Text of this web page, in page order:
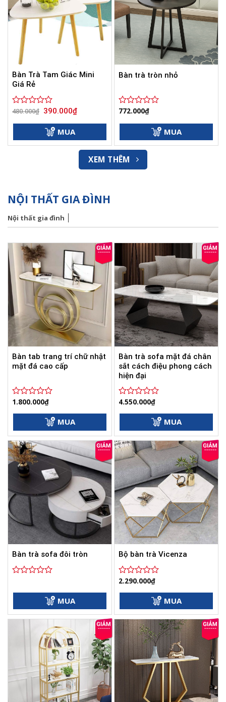
Bàn Trà Tam Giác Mini
Giá Rẻ
Được
5
480.000₫ Giá
gốc
là:
480.000₫.
390.000₫Giá
hiện
tại
MUA
Bàn trà tròn nhỏ
Được
5
sao
772.000₫
MUA
XEM THÊM
NỘI THẤT GIA ĐÌNH
Nội thất gia đình
Bàn tab trang trí chữ nhật
mặt đá cao cấp
Được
5
sao
1.800.000₫
MUA
Bàn trà sofa mặt đá chân
sắt cách điệu phong cách
hiện đại
Được
5
sao
4.550.000₫
MUA
Bàn trà sofa đôi tròn
5
MUA
Bộ bàn trà Vicenza
Được
5
sao
2.290.000₫
MUA